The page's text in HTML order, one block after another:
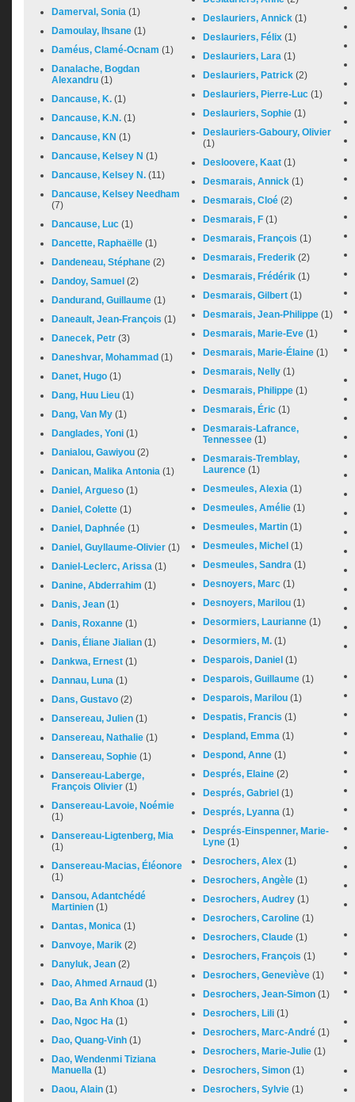
Damerval, Sonia (1)
Damoulay, Ihsane (1)
Daméus, Clamé-Ocnam (1)
Danalache, Bogdan
Alexandru (1)
Dancause, K. (1)
Dancause, K.N. (1)
Dancause, KN (1)
Dancause, Kelsey N (1)
Dancause, Kelsey N. (11)
Dancause, Kelsey Needham
(7)
Dancause, Luc (1)
Dancette, Raphaëlle (1)
Dandeneau, Stéphane (2)
Dandoy, Samuel (2)
Dandurand, Guillaume (1)
Daneault, Jean-François (1)
Danecek, Petr (3)
Daneshvar, Mohammad (1)
Danet, Hugo (1)
Dang, Huu Lieu (1)
Dang, Van My (1)
Danglades, Yoni (1)
Danialou, Gawiyou (2)
Danican, Malika Antonia (1)
Daniel, Argueso (1)
Daniel, Colette (1)
Daniel, Daphnée (1)
Daniel, Guyllaume-Olivier (1)
Daniel-Leclerc, Arissa (1)
Danine, Abderrahim (1)
Danis, Jean (1)
Danis, Roxanne (1)
Danis, Éliane Jialian (1)
Dankwa, Ernest (1)
Dannau, Luna (1)
Dans, Gustavo (2)
Dansereau, Julien (1)
Dansereau, Nathalie (1)
Dansereau, Sophie (1)
Dansereau-Laberge,
François Olivier (1)
Dansereau-Lavoie, Noémie
(1)
Dansereau-Ligtenberg, Mia
(1)
Dansereau-Macias, Éléonore
(1)
Dansou, Adantchédé
Martinien (1)
Dantas, Monica (1)
Danvoye, Marik (2)
Danyluk, Jean (2)
Dao, Ahmed Arnaud (1)
Dao, Ba Anh Khoa (1)
Dao, Ngoc Ha (1)
Dao, Quang-Vinh (1)
Dao, Wendenmi Tiziana
Manuella (1)
Daou, Alain (1)
Deslauriers, Annick (1)
Deslauriers, Félix (1)
Deslauriers, Lara (1)
Deslauriers, Patrick (2)
Deslauriers, Pierre-Luc (1)
Deslauriers, Sophie (1)
Deslauriers-Gaboury, Olivier
(1)
Desloovere, Kaat (1)
Desmarais, Annick (1)
Desmarais, Cloé (2)
Desmarais, F (1)
Desmarais, François (1)
Desmarais, Frederik (2)
Desmarais, Frédérik (1)
Desmarais, Gilbert (1)
Desmarais, Jean-Philippe (1)
Desmarais, Marie-Eve (1)
Desmarais, Marie-Élaine (1)
Desmarais, Nelly (1)
Desmarais, Philippe (1)
Desmarais, Éric (1)
Desmarais-Lafrance,
Tennessee (1)
Desmarais-Tremblay,
Laurence (1)
Desmeules, Alexia (1)
Desmeules, Amélie (1)
Desmeules, Martin (1)
Desmeules, Michel (1)
Desmeules, Sandra (1)
Desnoyers, Marc (1)
Desnoyers, Marilou (1)
Desormiers, Laurianne (1)
Desormiers, M. (1)
Desparois, Daniel (1)
Desparois, Guillaume (1)
Desparois, Marilou (1)
Despatis, Francis (1)
Despland, Emma (1)
Despond, Anne (1)
Després, Elaine (2)
Després, Gabriel (1)
Després, Lyanna (1)
Després-Einspenner, Marie-
Lyne (1)
Desrochers, Alex (1)
Desrochers, Angèle (1)
Desrochers, Audrey (1)
Desrochers, Caroline (1)
Desrochers, Claude (1)
Desrochers, François (1)
Desrochers, Geneviève (1)
Desrochers, Jean-Simon (1)
Desrochers, Lili (1)
Desrochers, Marc-André (1)
Desrochers, Marie-Julie (1)
Desrochers, Simon (1)
Desrochers, Sylvie (1)